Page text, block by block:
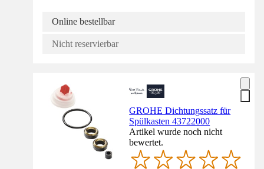
Online bestellbar
Nicht reservierbar
GROHE Dichtungssatz für
Spülkasten 43722000
Artikel wurde noch nicht
bewertet.